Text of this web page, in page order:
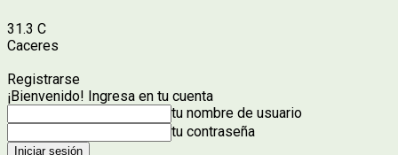
31.3 C
Caceres
Registrarse
¡Bienvenido! Ingresa en tu cuenta
tu nombre de usuario
tu contraseña